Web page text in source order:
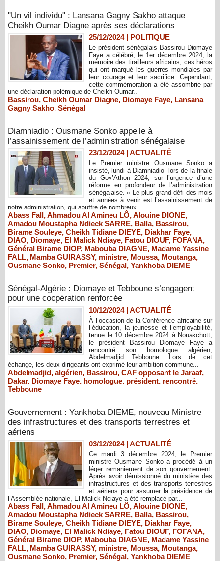
"Un vil individu" : Lansana Gagny Sakho attaque
Cheikh Oumar Diagne après ses déclarations
25/12/2024| POLITIQUE
Le président sénégalais Bassirou Diomaye
Faye a célébré, le 1er décembre 2024, la
mémoire des tirailleurs africains, ces héros
qui ont marqué les guerres mondiales par
leur courage et leur sacrifice. Cependant,
cette commémoration a été assombrie par
une déclaration polémique de Cheikh Oumar...
Bassirou, Cheikh Oumar Diagne, Diomaye Faye, Lansana
Gagny Sakho. Sénégal
Diamniadio : Ousmane Sonko appelle à
l’assainissement de l’administration sénégalaise
23/12/2024| ACTUALITÉ
Le Premier ministre Ousmane Sonko a
insisté, lundi à Diamniadio, lors de la finale
du Gov’Athon 2024, sur l’urgence d’une
réforme en profondeur de l’administration
sénégalaise. « Le plus grand défi des mois
et années à venir est l’assainissement de
notre administration, qui souffre de nombreux...
Abass Fall,Ahmadou Al Amineu LÔ,Alouine DIONE,
Amadou Moustapha Ndieck SARRE, Balla, Bassirou,
Birame Souleye, Cheikh Tidiane DIEYE, Diakhar Faye,
DIAO, Diomaye, El Malick Ndiaye, Fatou DIOUF, FOFANA,
Général Birame DIOP, Mabouba DIAGNE, Madame Yassine
FALL, Mamba GUIRASSY, ministre, Moussa, Moutanga,
Ousmane Sonko, Premier, Sénégal, Yankhoba DIEME
Sénégal-Algérie : Diomaye et Tebboune s’engagent
pour une coopération renforcée
10/12/2024| ACTUALITÉ
À l’occasion de la Conférence africaine sur
l’éducation, la jeunesse et l’employabilité,
tenue le 10 décembre 2024 à Nouakchott,
le président Bassirou Diomaye Faye a
rencontré son homologue algérien,
Abdelmadjid Tebboune. Lors de cet
échange, les deux dirigeants ont exprimé leur ambition commune...
Abdelmadjid, algérien, Bassirou, CAF opposant le Jaraaf,
Dakar, Diomaye Faye, homologue, président, rencontré,
Tebboune
Gouvernement : Yankhoba DIEME, nouveau Ministre
des infrastructures et des transports terrestres et
aériens
03/12/2024| ACTUALITÉ
Ce mardi 3 décembre 2024, le Premier
ministre Ousmane Sonko a procédé à un
léger remaniement de son gouvernement.
Après avoir démissionné du ministère des
infrastructures et des transports terrestres
et aériens pour assumer la présidence de
l’Assemblée nationale, El Malick Ndiaye a été remplacé par...
Abass Fall,Ahmadou Al Amineu LÔ,Alouine DIONE,
Amadou Moustapha Ndieck SARRE, Balla, Bassirou,
Birame Souleye, Cheikh Tidiane DIEYE, Diakhar Faye,
DIAO, Diomaye, El Malick Ndiaye, Fatou DIOUF, FOFANA,
Général Birame DIOP, Mabouba DIAGNE, Madame Yassine
FALL, Mamba GUIRASSY, ministre, Moussa, Moutanga,
Ousmane Sonko, Premier, Sénégal, Yankhoba DIEME